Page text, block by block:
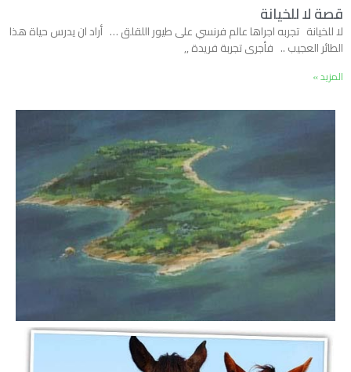
قصة لا للخيانة
لا للخيانة تجربه اجراها عالم فرنسي على طيور اللقلق … أراد ان يدرس حياة هذا
الطائر العجيب .. فأجرى تجربة فريدة ,,
المزيد »